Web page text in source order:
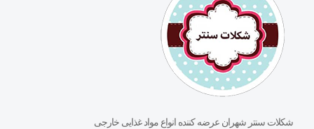
شکلات سنتر شهران عرضه کننده انواع مواد غذایی خارجی